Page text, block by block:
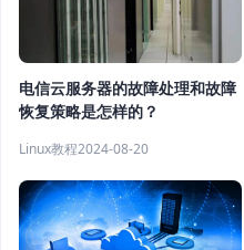
电信云服务器的故障处理和故障
恢复策略是怎样的？
Linux教程2024-08-20